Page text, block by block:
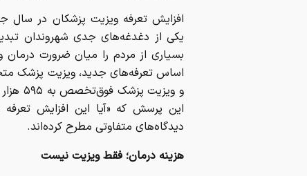
افزایش تعرفه ویزیت پزشکان در سال
یکی از دغدغه‌های جدی شهروندان
بسیاری از مردم را میان ضرورت درمان
و
این پرسش که «آیا این افزایش
دیدگاه‌های متفاوتی مطرح کرده‌اند.
هزینه درمان؛ فقط ویزیت نیست